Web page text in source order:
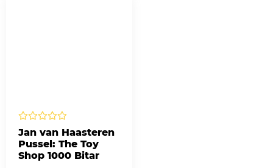
Jan van Haasteren
Pussel: The Toy
Shop 1000 Bitar